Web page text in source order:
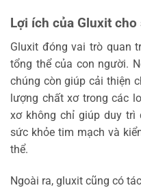
Lợi ích của Gluxit
Gluxit đóng vai trò quan
tổng thể của con người.
chúng còn giúp cải thiện
lượng chất xơ trong các
xơ không chỉ giúp duy
sức khỏe tim mạch và
thể.
Ngoài ra, gluxit cũng có